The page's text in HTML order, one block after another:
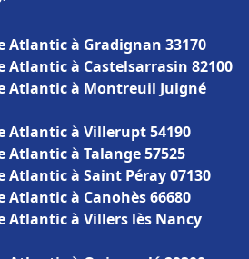
Atlantic à Gradignan 33170
Atlantic à Castelsarrasin 82100
Atlantic à Montreuil Juigné
Atlantic à Villerupt 54190
à Talange 57525
à Saint Péray 07130
à Canohès 66680
Atlantic à Villers lès Nancy